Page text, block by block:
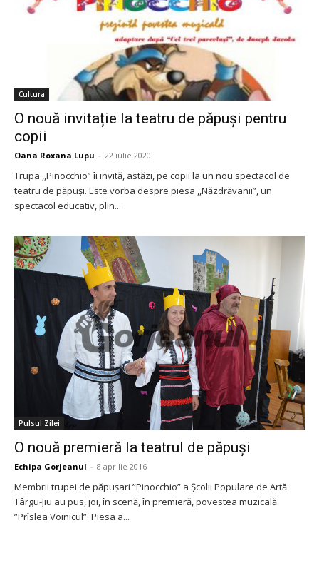
Cultura
O nouă invitație la teatru de păpuși pentru
copii
Oana Roxana Lupu - 22 iulie 2020
Trupa ,,Pinocchio” îi invită, astăzi, pe copii la un nou spectacol de
teatru de păpuși. Este vorba despre piesa ,,Năzdrăvanii”, un
spectacol educativ, plin...
Pulsul Zilei
O nouă premieră la teatrul de păpuși
Echipa Gorjeanul - 8 aprilie 2016
Membrii trupei de păpușari ”Pinocchio” a Școlii Populare de Artă
Târgu-Jiu au pus, joi, în scenă, în premieră, povestea muzicală
”Prîslea Voinicul”. Piesa a...